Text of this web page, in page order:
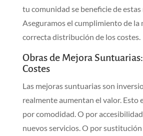
tu comunidad se beneficie de estas
Aseguramos el cumplimiento de la
correcta distribución de los costes.
Obras de Mejora
Costes
Las mejoras suntuarias son
realmente aumentan el valor. Esto
por comodidad. O por
nuevos servicios. O por